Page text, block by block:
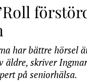
har bättre hörsel
äldre, skriver
på seniorhälsa.